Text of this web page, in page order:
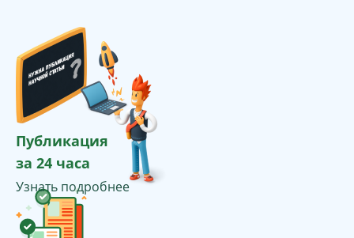
Публикация
за 24 часа
Узнать подробнее